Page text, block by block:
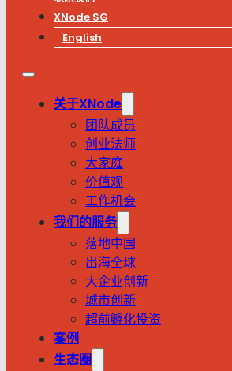
XNode SG
English
关于XNode
团队成员
创业法师
大家庭
价值观
工作机会
我们的服务
落地中国
出海全球
大企业创新
城市创新
超前孵化投资
案例
生态圈